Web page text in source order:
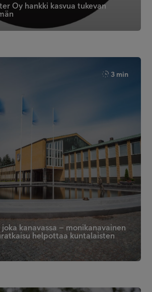
Oy hankki kasvua tukevan
3 min
kanavassa – monikanavainen
helpottaa kuntalaisten